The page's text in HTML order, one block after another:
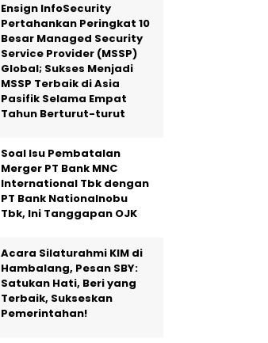
Ensign InfoSecurity
Pertahankan Peringkat 10
Besar Managed Security
Service Provider (MSSP)
Global; Sukses Menjadi
MSSP Terbaik di Asia
Pasifik Selama Empat
Tahun Berturut-turut
Soal Isu Pembatalan
Merger PT Bank MNC
International Tbk dengan
PT Bank Nationalnobu
Tbk, Ini Tanggapan OJK
Acara Silaturahmi KIM di
Hambalang, Pesan SBY:
Satukan Hati, Beri yang
Terbaik, Sukseskan
Pemerintahan!